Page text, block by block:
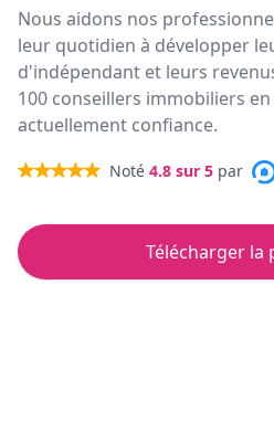
Nous aidons nos
leur quotidien à développer
d'indépendant et leurs
100 conseillers immobiliers
actuellement confiance.
Noté 4.8 sur 5 par
Télécharger la